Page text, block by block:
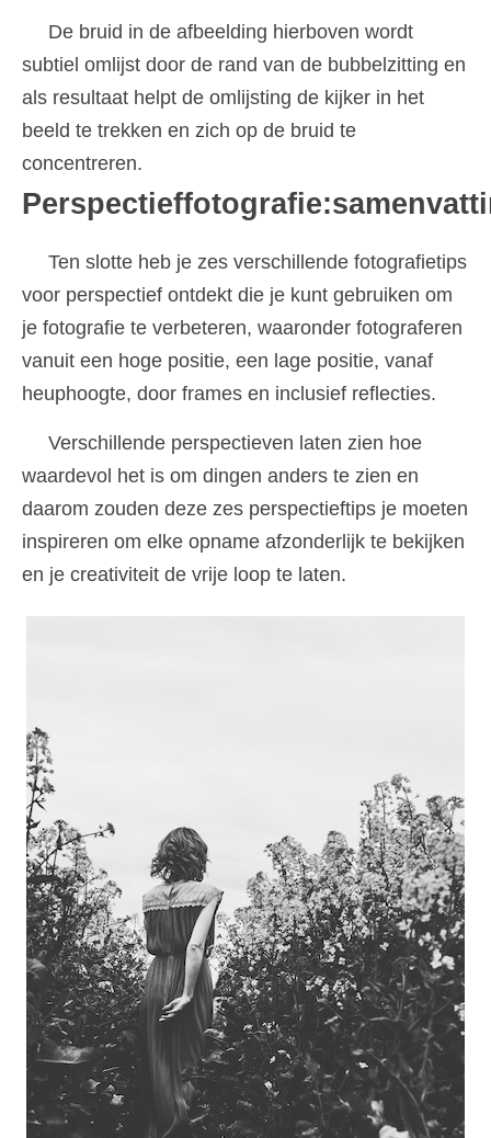
De bruid in de afbeelding hierboven wordt
subtiel omlijst door de rand van de bubbelzitting en
als resultaat helpt de omlijsting de kijker in het
beeld te trekken en zich op de bruid te
concentreren.
Ten slotte heb je zes verschillende fotografietips
voor perspectief ontdekt die je kunt gebruiken om
je fotografie te verbeteren, waaronder fotograferen
vanuit een hoge positie, een lage positie, vanaf
heuphoogte, door frames en inclusief reflecties.
Verschillende perspectieven laten zien hoe
waardevol het is om dingen anders te zien en
daarom zouden deze zes perspectieftips je moeten
inspireren om elke opname afzonderlijk te bekijken
en je creativiteit de vrije loop te laten.